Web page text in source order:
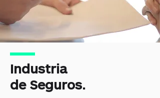
Industria
de Seguros.